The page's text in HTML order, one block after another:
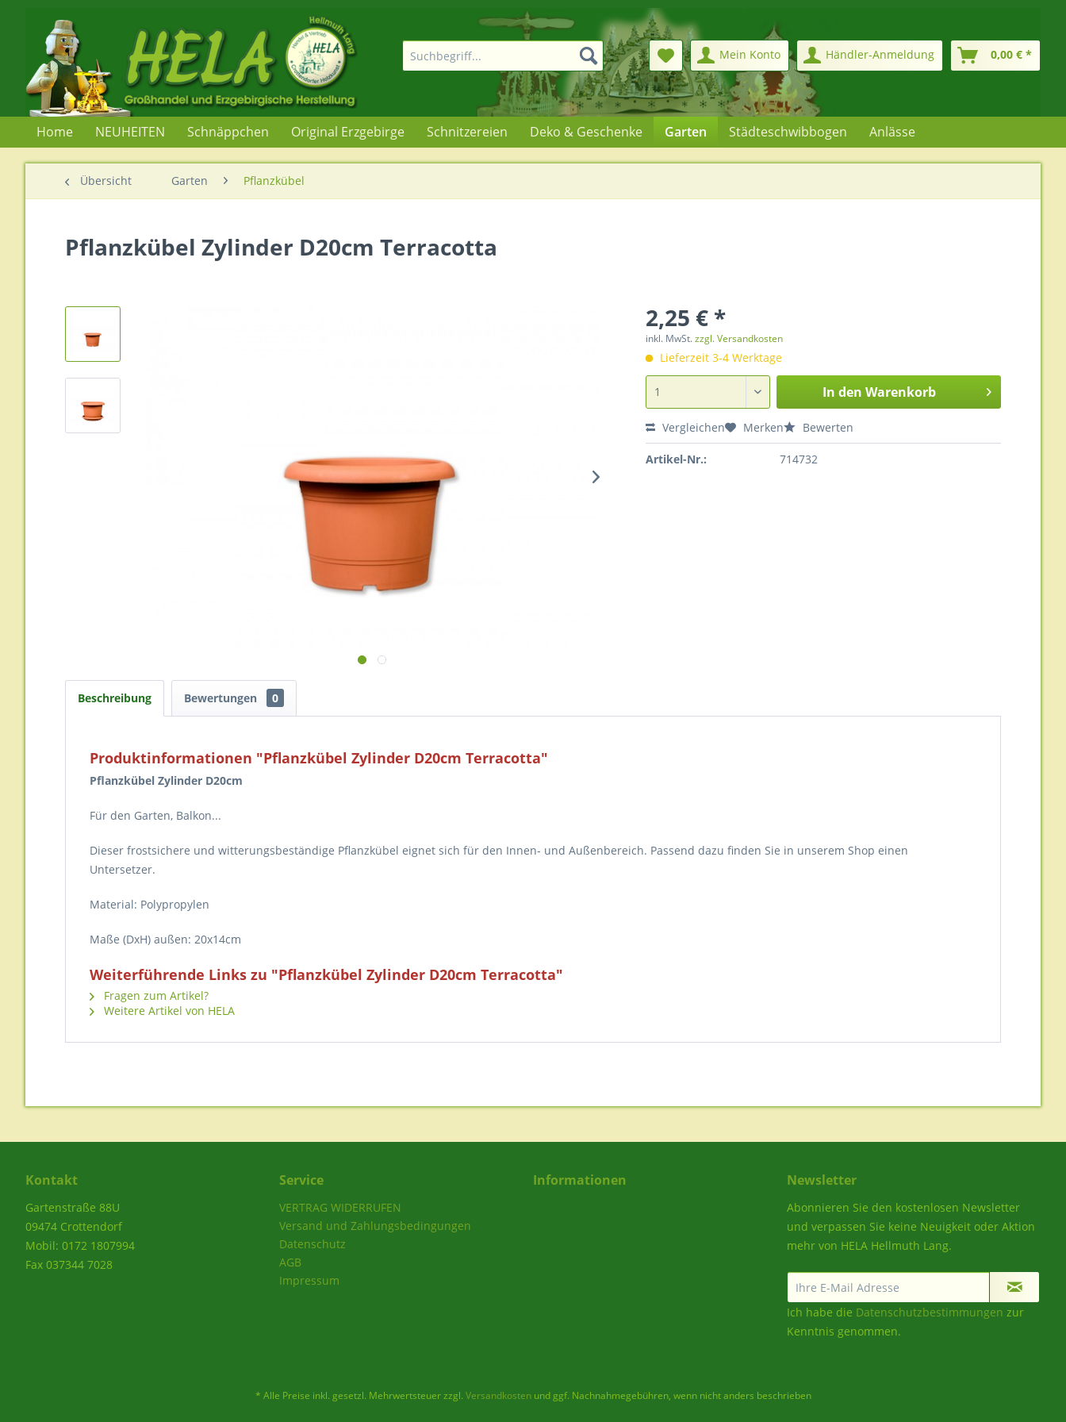
Mein Konto Händler-Anmeldung 0,00 € *
Home NEUHEITEN Schnäppchen Original Erzgebirge Schnitzereien Deko & Geschenke Garten Städteschwibbogen Anlässe
Übersicht Garten Pflanzkübel
Pflanzkübel Zylinder D20cm Terracotta
2,25 € *
inkl. MwSt.zzgl. Versandkosten
Lieferzeit 3-4 Werktage
In den Warenkorb
Vergleichen Merken Bewerten
Artikel-Nr.: 714732
Beschreibung Bewertungen 0
Produktinformationen "Pflanzkübel Zylinder D20cm Terracotta"
Pflanzkübel Zylinder D20cm
Für den Garten, Balkon...
Dieser frostsichere und witterungsbeständige Pflanzkübel eignet sich für den Innen- und Außenbereich. Passend dazu finden Sie in unserem Shop einen
Untersetzer.
Material: Polypropylen
Maße (DxH) außen: 20x14cm
Weiterführende Links zu "Pflanzkübel Zylinder D20cm Terracotta"
Fragen zum Artikel?
Weitere Artikel von HELA
Kontakt
Gartenstraße 88U
09474 Crottendorf
Mobil: 0172 1807994
Fax 037344 7028
Service
VERTRAG WIDERRUFEN
Versand und Zahlungsbedingungen
Datenschutz
AGB
Impressum
Informationen Newsletter
Abonnieren Sie den kostenlosen Newsletter
und verpassen Sie keine Neuigkeit oder Aktion
mehr von HELA Hellmuth Lang.
Ich habe die Datenschutzbestimmungen zur
Kenntnis genommen.
* Alle Preise inkl. gesetzl. Mehrwertsteuer zzgl. Versandkostenund ggf. Nachnahmegebühren, wenn nicht anders beschrieben